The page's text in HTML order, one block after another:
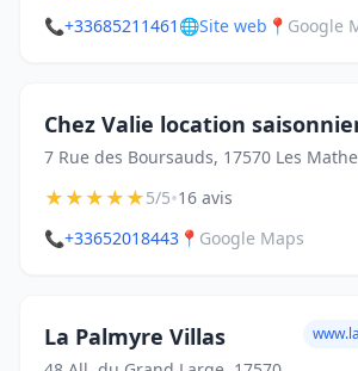
📞+33685211461 🌐Site web 📍 Google
Chez Valie location
7 Rue des Boursauds, 17570 Les
★★★★★5/5•16 avis
📞+33652018443 📍 Google Maps
La Palmyre Villas